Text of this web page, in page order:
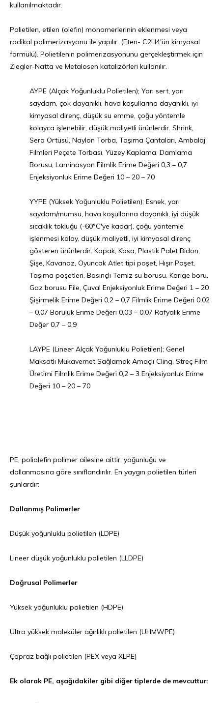
kullanılmaktadır.
Polietilen, etilen (olefin) monomerlerinin eklenmesi veya
radikal polimerizasyonu ile yapılır. (Eten- C2H4'ün kimyasal
formülü). Polietilenin polimerizasyonunu gerçekleştirmek için
Ziegler-Natta ve Metalosen katalizörleri kullanılır.
AYPE (Alçak Yoğunluklu Polietilen); Yarı sert, yarı
saydam, çok dayanıklı, hava koşullarına dayanıklı, iyi
kimyasal direnç, düşük su emme, çoğu yöntemle
kolayca işlenebilir, düşük maliyetli ürünlerdir. Shrink,
Sera Örtüsü, Naylon Torba, Taşıma Çantaları, Ambalaj
Filmleri Peçete Torbası, Yüzey Kaplama, Damlama
Borusu, Laminasyon Filmlik Erime Değeri 0,3 – 0,7
Enjeksiyonluk Erime Değeri 10 – 20 – 70
YYPE (Yüksek Yoğunluklu Polietilen); Esnek, yarı
saydam/mumsu, hava koşullarına dayanıklı, iyi düşük
sıcaklık tokluğu (-60°C'ye kadar), çoğu yöntemle
işlenmesi kolay, düşük maliyetli, iyi kimyasal direnç
gösteren ürünlerdir. Kapak, Kasa, Plastik Palet Bidon,
Şişe, Kavanoz, Oyuncak Atlet tipi poşet, Hışır Poşet,
Taşıma poşetleri, Basınçlı Temiz su borusu, Korige boru,
Gaz borusu File, Çuval Enjeksiyonluk Erime Değeri 1 – 20
Şişirmelik Erime Değeri 0,2 – 0,7 Filmlik Erime Değeri 0,02
– 0,07 Boruluk Erime Değeri 0,03 – 0,07 Rafyalık Erime
Değer 0,7 – 0,9
LAYPE (Lineer Alçak Yoğunluklu Polietilen); Genel
Maksatlı Mukavemet Sağlamak Amaçlı Cling, Streç Film
Üretimi Filmlik Erime Değeri 0,2 – 3 Enjeksiyonluk Erime
Değeri 10 – 20 – 70
PE, poliolefin polimer ailesine aittir, yoğunluğu ve
dallanmasına göre sınıflandırılır. En yaygın polietilen türleri
şunlardır:
Dallanmış Polimerler
Düşük yoğunluklu polietilen (LDPE)
Lineer düşük yoğunluklu polietilen (LLDPE)
Doğrusal Polimerler
Yüksek yoğunluklu polietilen (HDPE)
Ultra yüksek moleküler ağırlıklı polietilen (UHMWPE)
Çapraz bağlı polietilen (PEX veya XLPE)
Ek olarak PE, aşağıdakiler gibi diğer tiplerde de mevcuttur: